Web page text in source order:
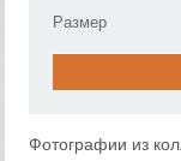
Размер
Фотографии из